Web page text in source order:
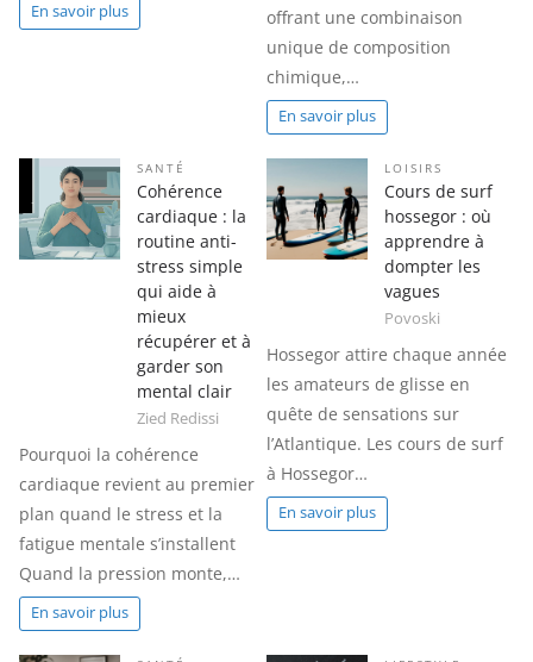
En savoir plus
offrant une combinaison
unique de composition
chimique,…
En savoir plus
SANTÉ
Cohérence
cardiaque : la
routine anti-
stress simple
qui aide à
mieux
récupérer et à
garder son
mental clair
Zied Redissi
Pourquoi la cohérence
cardiaque revient au premier
plan quand le stress et la
fatigue mentale s’installent
Quand la pression monte,…
En savoir plus
LOISIRS
Cours de surf
hossegor : où
apprendre à
dompter les
vagues
Povoski
Hossegor attire chaque année
les amateurs de glisse en
quête de sensations sur
l’Atlantique. Les cours de surf
à Hossegor…
En savoir plus